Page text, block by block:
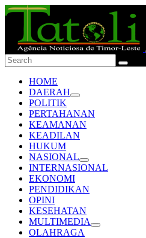
HOME
DAERAH
POLITIK
PERTAHANAN
KEAMANAN
KEADILAN
HUKUM
NASIONAL
INTERNASIONAL
EKONOMI
PENDIDIKAN
OPINI
KESEHATAN
MULTIMEDIA
OLAHRAGA